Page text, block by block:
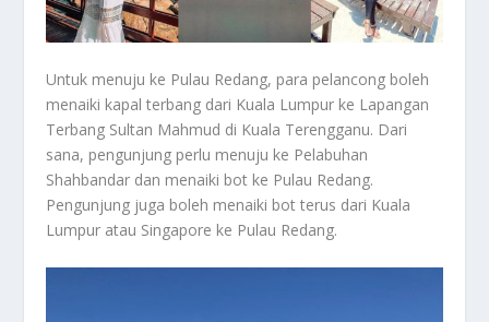
Untuk menuju ke Pulau Redang, para pelancong boleh
menaiki kapal terbang dari Kuala Lumpur ke Lapangan
Terbang Sultan Mahmud di Kuala Terengganu. Dari
sana, pengunjung perlu menuju ke Pelabuhan
Shahbandar dan menaiki bot ke Pulau Redang.
Pengunjung juga boleh menaiki bot terus dari Kuala
Lumpur atau Singapore ke Pulau Redang.